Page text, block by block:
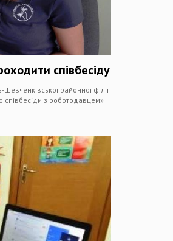
співбесіду
районної філії
співбесіди з роботодавцем»